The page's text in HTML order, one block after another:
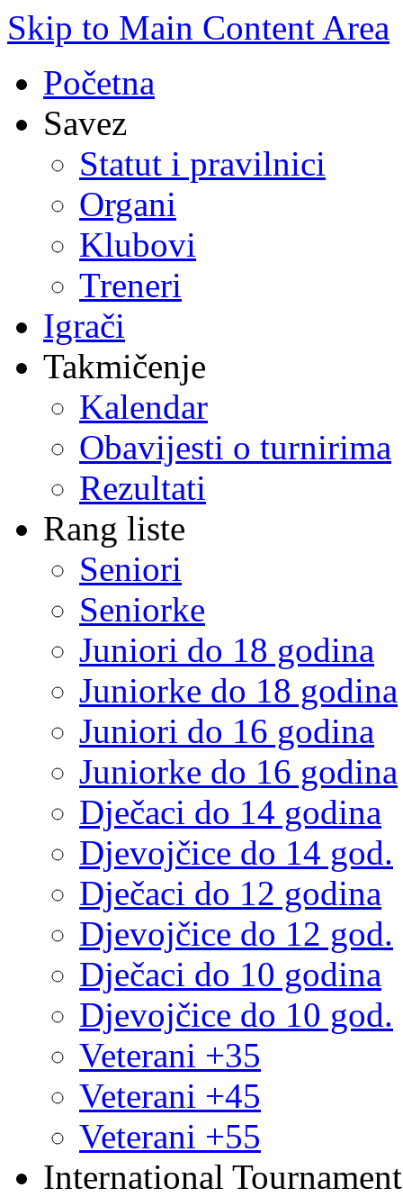
Skip to Main Content Area
Početna
Savez
Statut i pravilnici
Organi
Klubovi
Treneri
Igrači
Takmičenje
Kalendar
Obavijesti o turnirima
Rezultati
Rang liste
Seniori
Seniorke
Juniori do 18 godina
Juniorke do 18 godina
Juniori do 16 godina
Juniorke do 16 godina
Dječaci do 14 godina
Djevojčice do 14 god.
Dječaci do 12 godina
Djevojčice do 12 god.
Dječaci do 10 godina
Djevojčice do 10 god.
Veterani +35
Veterani +45
Veterani +55
International